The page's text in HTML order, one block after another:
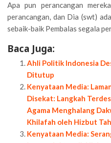
Apa pun perancangan
perancangan, dan Dia (swt)
sebaik-baik Pembalas segala
Baca Juga:
Ahli Politik Indonesia
Ditutup
Kenyataan Media:
Disekat: Langkah
Agama Menghalang
Khilafah oleh Hizbut
Kenyataan Media: